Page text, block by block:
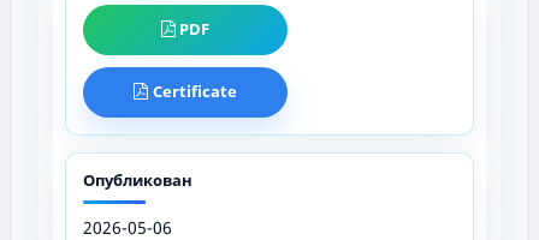
PDF
Certificate
Опубликован
2026-05-06